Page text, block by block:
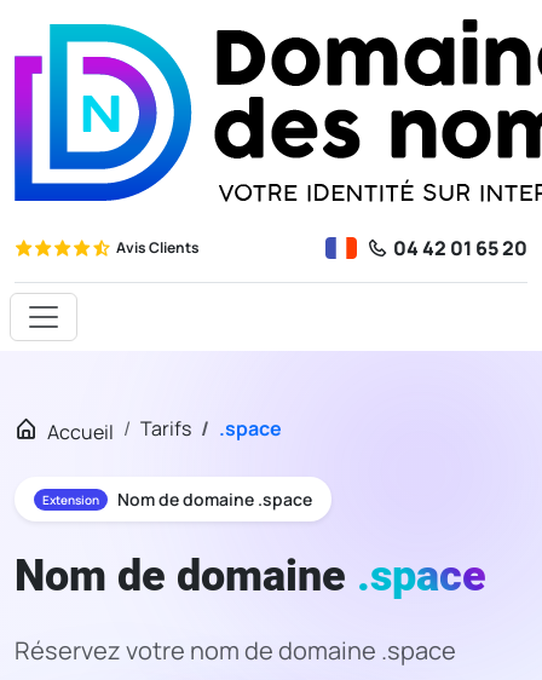
Avis Clients 04 42 01 65 20
Accueil Tarifs .space
Extension Nom de domaine .space
Nom de domaine .space
Réservez votre nom de domaine .space